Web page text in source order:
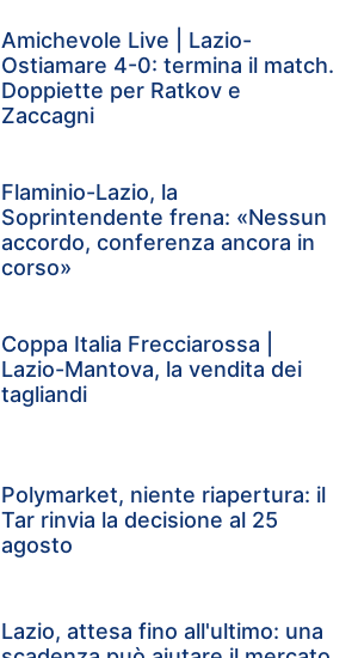
Amichevole Live | Lazio-
Ostiamare 4-0: termina il match.
Doppiette per Ratkov e
Zaccagni
Flaminio-Lazio, la
Soprintendente frena: «Nessun
accordo, conferenza ancora in
corso»
Coppa Italia Frecciarossa |
Lazio-Mantova, la vendita dei
tagliandi
Polymarket, niente riapertura: il
Tar rinvia la decisione al 25
agosto
Lazio, attesa fino all'ultimo: una